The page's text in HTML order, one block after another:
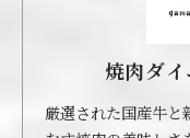
焼肉ダ
厳選された国産牛と